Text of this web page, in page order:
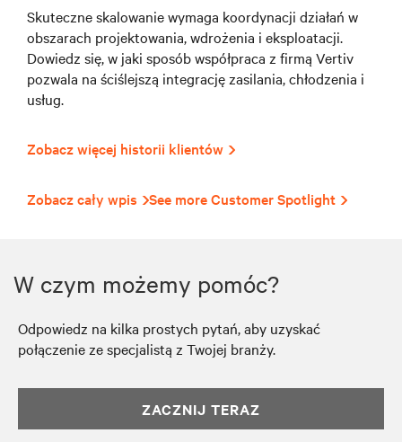
Skuteczne skalowanie wymaga koordynacji działań w
obszarach projektowania, wdrożenia i eksploatacji.
Dowiedz się, w jaki sposób współpraca z firmą Vertiv
pozwala na ściślejszą integrację zasilania, chłodzenia i
usług.
Zobacz więcej historii klientów
Zobacz cały wpis See more Customer Spotlight
W czym możemy pomóc?
Odpowiedz na kilka prostych pytań, aby uzyskać
połączenie ze specjalistą z Twojej branży.
ZACZNIJ TERAZ